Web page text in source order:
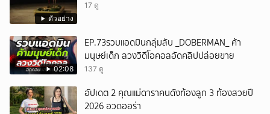
ตัวอย่าง
17 ดู
02:08
EP.73รวบแอดมินกลุ่มลับ _DOBERMAN_ ค้า
มนุษย์เด็ก ลวงวิดีโอคอลอัดคลิปปล่อยขาย
137 ดู
อัปเดต 2 คุณแม่ดาราคนดังท้องลูก 3 ท้องสวยปี
2026 อวดออร่า